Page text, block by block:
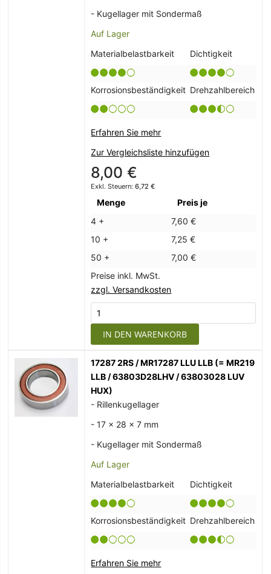
- Kugellager mit Sondermaß
Auf Lager
Materialbelastbarkeit
Dichtigkeit
Korrosionsbeständigkeit Drehzahlbereich
Erfahren Sie mehr
Zur Vergleichsliste hinzufügen
8,00 €
6,72 €
Menge
Preis je
4 +
7,60 €
10 +
7,25 €
50 +
7,00 €
Preise inkl. MwSt.
zzgl. Versandkosten
IN DEN WARENKORB
17287 2RS / MR17287 LLU LLB (= MR219
LLB / 63803D28LHV / 63803028 LUV
HUX)
- Rillenkugellager
- 17 x 28 x 7 mm
- Kugellager mit Sondermaß
Auf Lager
Materialbelastbarkeit
Dichtigkeit
Korrosionsbeständigkeit Drehzahlbereich
Erfahren Sie mehr